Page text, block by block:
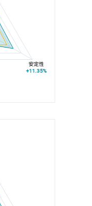
安定性
+11.35%